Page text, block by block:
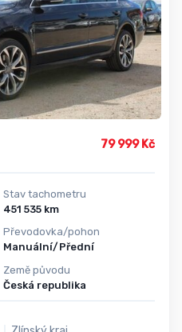
79 999 Kč
Stav tachometru
451 535 km
Převodovka/pohon
Manuální/Přední
Země původu
Česká republika